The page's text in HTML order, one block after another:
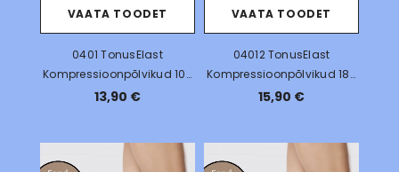
VAATA TOODET
0401 TonusElast
Kompressioonpõlvikud 10-
18mmHg
13,90 €
VAATA TOODET
04012 TonusElast
Kompressioonpõlvikud 18-
21mmHg
15,90 €